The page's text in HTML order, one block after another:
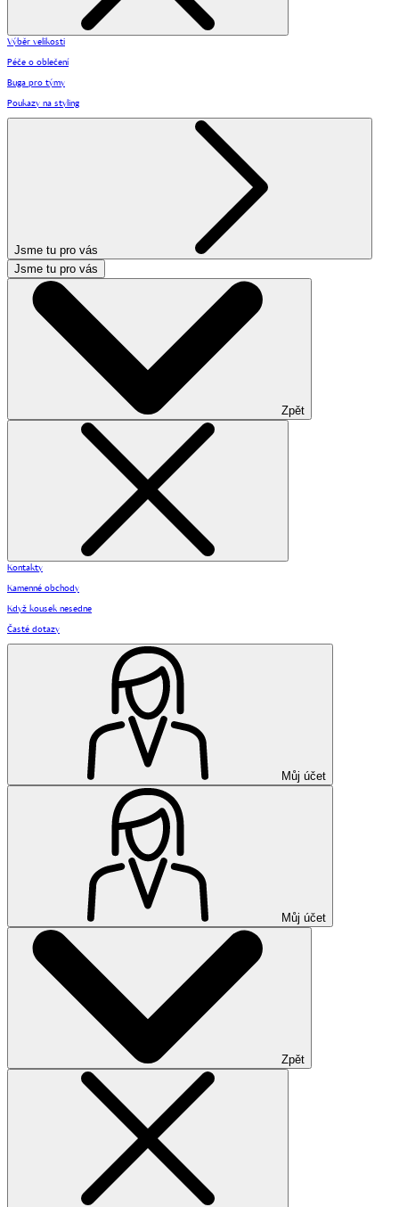
Výběr velikosti
Péče o oblečení
Buga pro týmy
Poukazy na styling
Jsme tu pro vás
Jsme tu pro vás
Zpět
Kontakty
Kamenné obchody
Když kousek nesedne
Časté dotazy
Můj účet
Můj účet
Zpět